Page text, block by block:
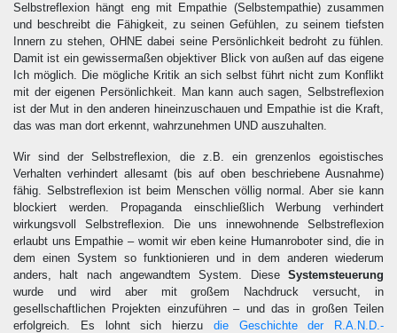
Selbstreflexion hängt eng mit Empathie (Selbstempathie) zusammen
und beschreibt die Fähigkeit, zu seinen Gefühlen, zu seinem tiefsten
Innern zu stehen, OHNE dabei seine Persönlichkeit bedroht zu fühlen.
Damit ist ein gewissermaßen objektiver Blick von außen auf das eigene
Ich möglich. Die mögliche Kritik an sich selbst führt nicht zum Konflikt
mit der eigenen Persönlichkeit. Man kann auch sagen, Selbstreflexion
ist der Mut in den anderen hineinzuschauen und Empathie ist die Kraft,
das was man dort erkennt, wahrzunehmen UND auszuhalten.
Wir sind der Selbstreflexion, die z.B. ein grenzenlos egoistisches
Verhalten verhindert allesamt (bis auf oben beschriebene Ausnahme)
fähig. Selbstreflexion ist beim Menschen völlig normal. Aber sie kann
blockiert werden. Propaganda einschließlich Werbung verhindert
wirkungsvoll Selbstreflexion. Die uns innewohnende Selbstreflexion
erlaubt uns Empathie – womit wir eben keine Humanroboter sind, die in
dem einen System so funktionieren und in dem anderen wiederum
anders, halt nach angewandtem System. Diese Systemsteuerung
wurde und wird aber mit großem Nachdruck versucht, in
gesellschaftlichen Projekten einzuführen – und das in großen Teilen
erfolgreich. Es lohnt sich hierzu die Geschichte der R.A.N.D.-